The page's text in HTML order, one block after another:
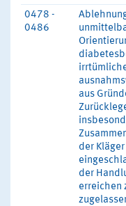
0478 -
0486
aus
der
der
erreichen